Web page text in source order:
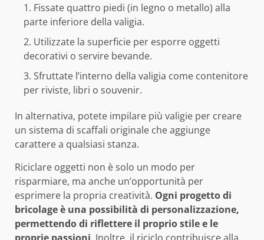
Fissate quattro piedi (in legno o metallo) alla
parte inferiore della valigia.
Utilizzate la superficie per esporre oggetti
decorativi o servire bevande.
Sfruttate l’interno della valigia come contenitore
per riviste, libri o souvenir.
In alternativa, potete impilare più valigie per creare
un sistema di scaffali originale che aggiunge
carattere a qualsiasi stanza.
Riciclare oggetti non è solo un modo per
risparmiare, ma anche un’opportunità per
esprimere la propria creatività. Ogni progetto di
bricolage è una possibilità di personalizzazione,
permettendo di riflettere il proprio stile e le
proprie passioni. Inoltre, il riciclo contribuisce alla